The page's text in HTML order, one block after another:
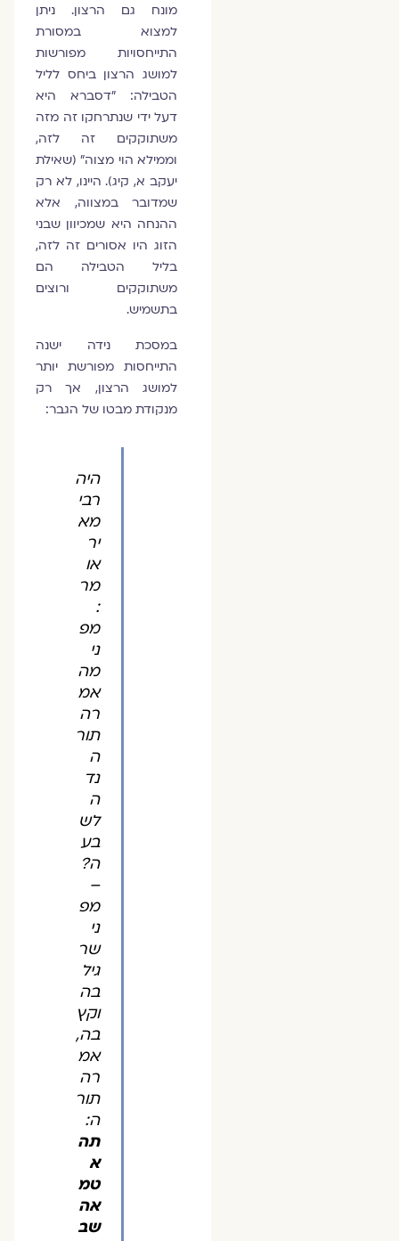
מונח גם הרצון. ניתן
למצוא במסורת
התייחסויות מפורשות
למושג הרצון ביחס לליל
הטבילה: "דסברא היא
דעל ידי שנתרחקו זה מזה
משתוקקים זה לזה,
וממילא הוי מצוה" (שאילת
יעקב א, קיג). היינו, לא רק
שמדובר במצווה, אלא
ההנחה היא שמכיוון שבני
הזוג היו אסורים זה לזה,
בליל הטבילה הם
משתוקקים ורוצים
בתשמיש.
במסכת נידה ישנה
התייחסות מפורשת יותר
למושג הרצון, אך רק
מנקודת מבטו של הגבר:
היה
רבי
מא
יר
או
מר
מפ
ני
מה
אמ
רה
תור
ה
נד
ה
לש
בע
ה?
–
מפ
ני
שר
גיל
בה
וקץ
בה,
אמ
רה
תור
ה:
תה
א
טמ
אה
שב